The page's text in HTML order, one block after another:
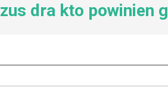
zus dra kto powinien